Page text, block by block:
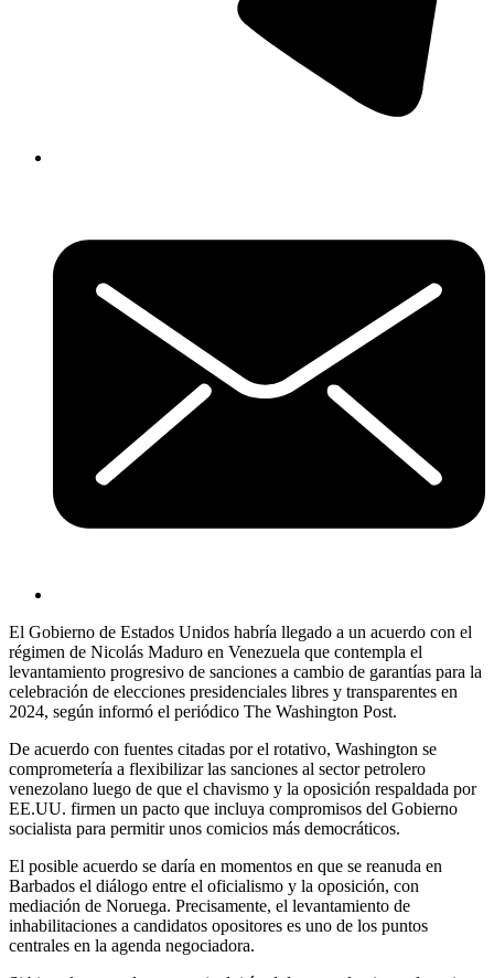
El Gobierno de Estados Unidos habría llegado a un acuerdo con el
régimen de Nicolás Maduro en Venezuela que contempla el
levantamiento progresivo de sanciones a cambio de garantías para la
celebración de elecciones presidenciales libres y transparentes en
2024, según informó el periódico The Washington Post.
De acuerdo con fuentes citadas por el rotativo, Washington se
comprometería a flexibilizar las sanciones al sector petrolero
venezolano luego de que el chavismo y la oposición respaldada por
EE.UU. firmen un pacto que incluya compromisos del Gobierno
socialista para permitir unos comicios más democráticos.
El posible acuerdo se daría en momentos en que se reanuda en
Barbados el diálogo entre el oficialismo y la oposición, con
mediación de Noruega. Precisamente, el levantamiento de
inhabilitaciones a candidatos opositores es uno de los puntos
centrales en la agenda negociadora.